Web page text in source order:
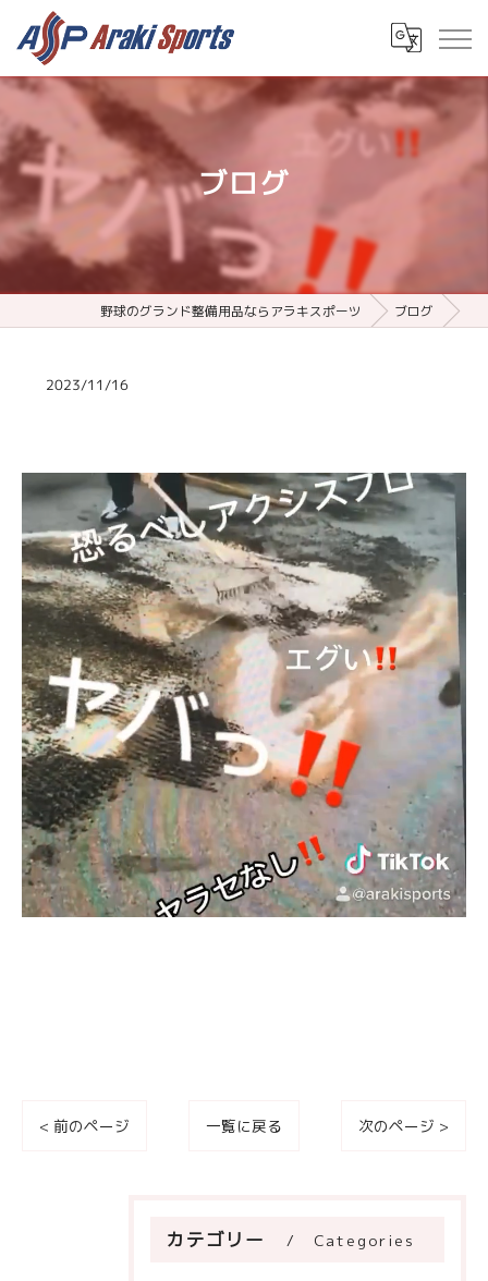
ブログ
野球のグランド整備用品ならアラキスポーツ ブログ
2023/11/16
< 前のページ 一覧に戻る 次のページ >
カテゴリー Categories